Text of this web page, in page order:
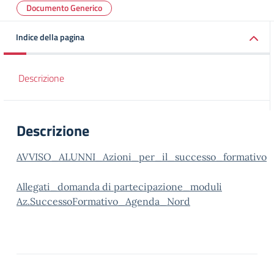
Documento Generico
Indice della pagina
Descrizione
Descrizione
AVVISO_ALUNNI_Azioni_per_il_successo_formativo
Allegati_domanda di partecipazione_moduli
Az.SuccessoFormativo_Agenda_Nord